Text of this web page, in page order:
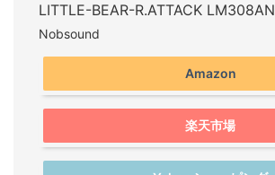
LITTLE-BEAR-R.ATTACK LM308AN
Nobsound
Amazon
楽天市場